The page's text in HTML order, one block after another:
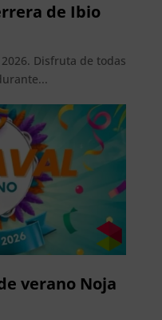
de Ibio
Disfruta de todas
verano Noja